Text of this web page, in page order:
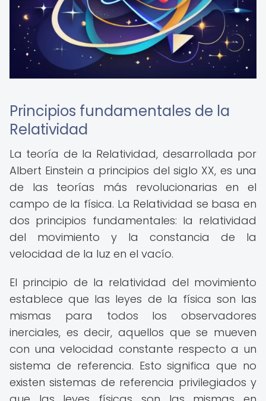
Principios fundamentales de la
Relatividad
La teoría de la Relatividad, desarrollada por
Albert Einstein a principios del siglo XX, es una
de las teorías más revolucionarias en el
campo de la física. La Relatividad se basa en
dos principios fundamentales: la relatividad
del movimiento y la constancia de la
velocidad de la luz en el vacío.
El principio de la relatividad del movimiento
establece que las leyes de la física son las
mismas para todos los observadores
inerciales, es decir, aquellos que se mueven
con una velocidad constante respecto a un
sistema de referencia. Esto significa que no
existen sistemas de referencia privilegiados y